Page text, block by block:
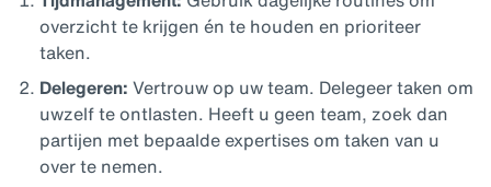
overzicht te krijgen én te houden en prioriteer
taken.
Delegeren: Vertrouw op uw team. Delegeer taken om
uwzelf te ontlasten. Heeft u geen team, zoek dan
partijen met bepaalde expertises om taken van u
over te nemen.